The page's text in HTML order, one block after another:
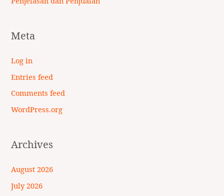
Meta
Log in
Entries feed
Comments feed
WordPress.org
Archives
August 2026
July 2026